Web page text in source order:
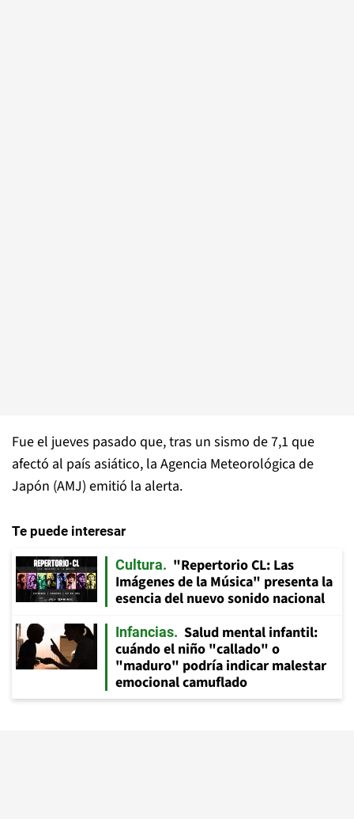
Fue el jueves pasado que, tras un sismo de 7,1 que
afectó al país asiático, la Agencia Meteorológica de
Japón (AMJ) emitió la alerta.
Te puede interesar
Cultura
"Repertorio CL: Las
Imágenes de la Música" presenta la
esencia del nuevo sonido nacional
Infancias
Salud mental infantil:
cuándo el niño "callado" o
"maduro" podría indicar malestar
emocional camuflado